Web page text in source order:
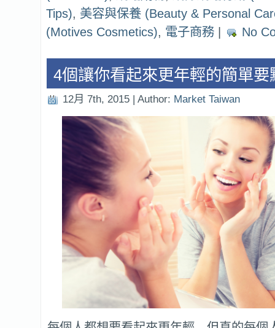
Tips), 美容與保養 (Beauty & Personal
(Motives Cosmetics), 電子商務 No
4個讓你看起來更年輕的簡單要
12月 7th, 2015 | Author: Market Taiwan